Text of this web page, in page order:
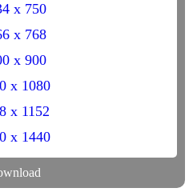
x 750
x 768
x 900
x 1080
x 1152
x 1440